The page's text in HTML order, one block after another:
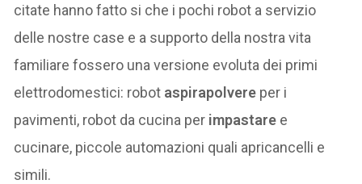
citate hanno fatto si che i pochi robot a servizio
delle nostre case e a supporto della nostra vita
familiare fossero una versione evoluta dei primi
elettrodomestici: robot aspirapolvere per i
pavimenti, robot da cucina per impastare e
cucinare, piccole automazioni quali apricancelli e
simili.